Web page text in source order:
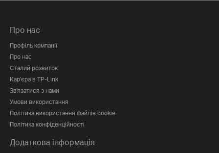
Про нас
Профіль компанії
Про нас
Сталий розвиток
Кар'єра в TP-Link
Зв'язатися з нами
Умови використання
Політика використання файлів cookie
Політика конфіденційності
Додаткова інформація